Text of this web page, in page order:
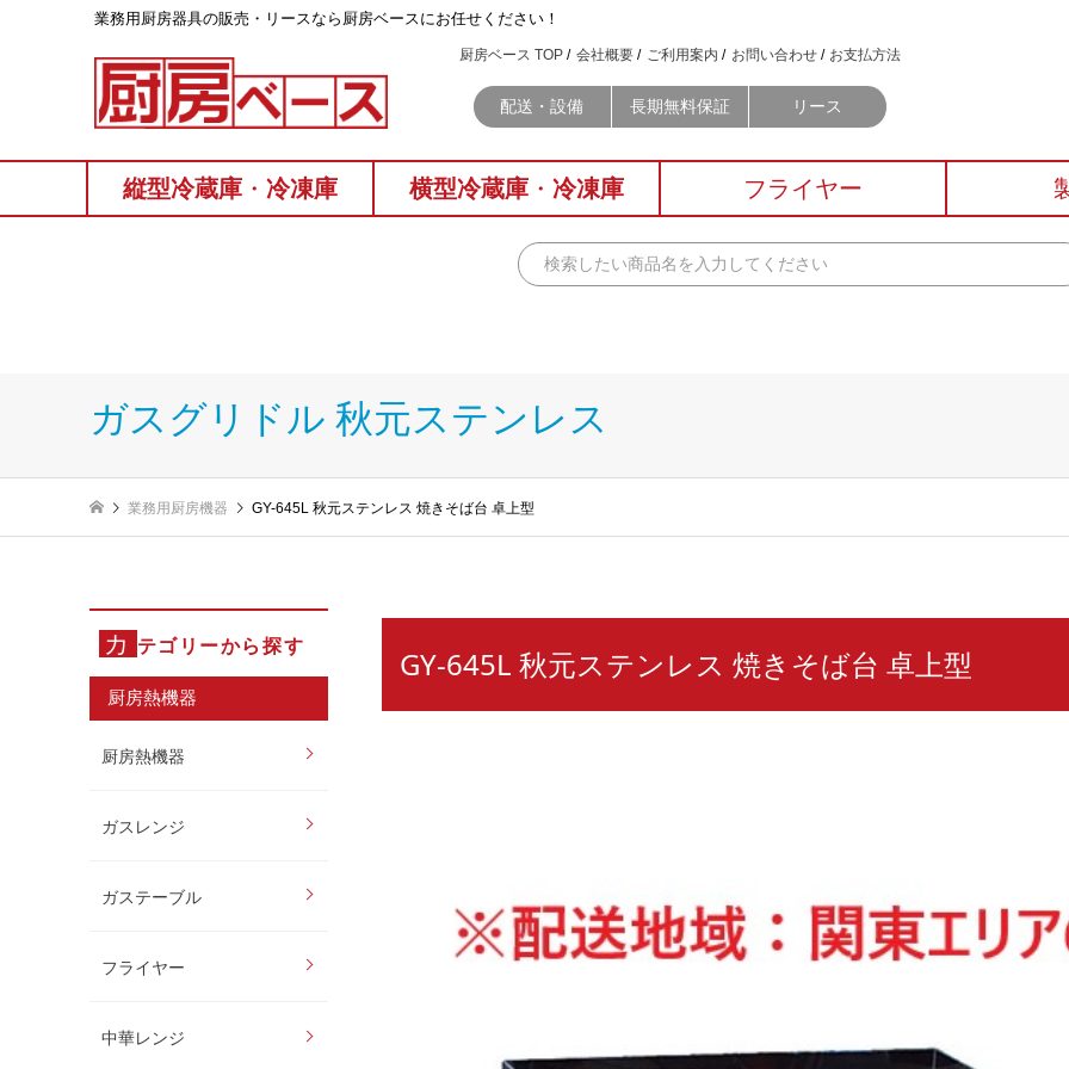
業務⽤厨房器具の販売・リースなら厨房ベースにお任せください！
厨房ベース TOP 会社概要 ご利用案内 お問い合わせ お支払方法
配送・設備 長期無料保証 リース
縦型冷蔵庫 ・ 冷凍庫 横型冷蔵庫 ・ 冷凍庫 フライヤー
ガスグリドル 秋元ステンレス
業務用厨房機器 GY-645L 秋元ステンレス 焼きそば台 卓上型
カ テゴリーから探す
厨房熱機器
厨房熱機器
ガスレンジ
ガステーブル
フライヤー
中華レンジ
GY-645L 秋元ステンレス 焼きそば台 卓上型